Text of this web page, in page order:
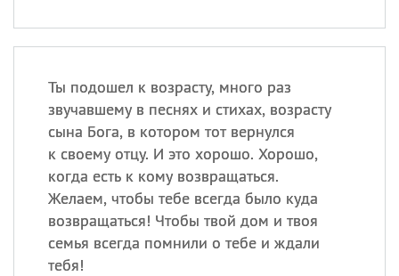
Ты подошел к возрасту, много раз
звучавшему в песнях и стихах, возрасту
сына Бога, в котором тот вернулся
к своему отцу. И это хорошо. Хорошо,
когда есть к кому возвращаться.
Желаем, чтобы тебе всегда было куда
возвращаться! Чтобы твой дом и твоя
семья всегда помнили о тебе и ждали
тебя!